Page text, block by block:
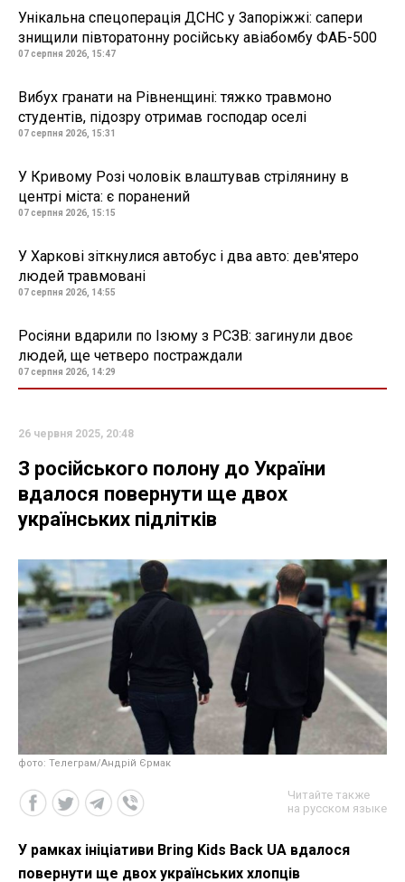
Унікальна спецоперація ДСНС у Запоріжжі: сапери
знищили півторатонну російську авіабомбу ФАБ-500
07 серпня 2026, 15:47
Вибух гранати на Рівненщині: тяжко травмоно
студентів, підозру отримав господар оселі
07 серпня 2026, 15:31
У Кривому Розі чоловік влаштував стрілянину в
центрі міста: є поранений
07 серпня 2026, 15:15
У Харкові зіткнулися автобус і два авто: дев'ятеро
людей травмовані
07 серпня 2026, 14:55
Росіяни вдарили по Ізюму з РСЗВ: загинули двоє
людей, ще четверо постраждали
07 серпня 2026, 14:29
26 червня 2025, 20:48
З російського полону до України
вдалося повернути ще двох
українських підлітків
фото: Телеграм/Андрій Єрмак
Читайте также
на русском языке
У рамках ініціативи Bring Kids Back UA вдалося
повернути ще двох українських хлопців